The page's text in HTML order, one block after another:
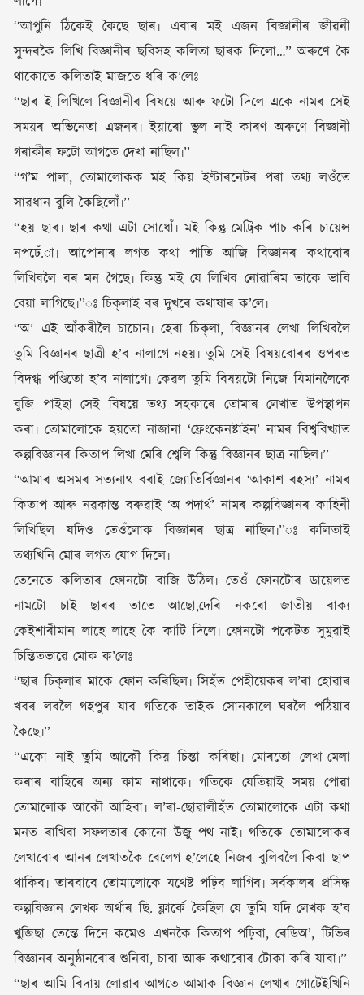
‘‘আপুনি ঠিকেই কৈছে ছাৰ৷ এবাৰ মই এজন বিজ্ঞানীৰ জীৱনী
সুন্দৰকৈ লিখি বিজ্ঞানীৰ ছবিসহ কলিতা ছাৰক দিলো…’’ অৰুণে কৈ
থাকোতে কলিতাই মাজতে ধৰি ক’লেঃ
‘‘ছাৰ ই লিখিলে বিজ্ঞানীৰ বিষয়ে আৰু ফটো দিলে একে নামৰ সেই
সময়ৰ অভিনেতা এজনৰ৷ ইয়াৰো ভুল নাই কাৰণ অৰুণে বিজ্ঞানী
গৰাকীৰ ফটো আগতে দেখা নাছিল৷’’
‘‘গ’ম পালা, তোমালোকক মই কিয় ইণ্টাৰনেটৰ পৰা তথ্য লওঁতে
সাৱধান বুলি কৈছিলোঁ৷’’
‘‘হয় ছাৰ৷ ছাৰ কথা এটা সোধোঁ৷ মই কিন্তু মেট্ৰিক পাচ কৰি চায়েন্স
নপঢেঁ.া৷ আপোনাৰ লগত কথা পাতি আজি বিজ্ঞানৰ কথাবোৰ
লিখিবলৈ বৰ মন গৈছে৷ কিন্তু মই যে লিখিব নোৱাৰিম তাকে ভাবি
বেয়া লাগিছে৷’’ঃ চিক্‌লাই বৰ দুখৰে কথাষাৰ ক’লে৷
‘‘অ’ এই আঁকৰীলৈ চাচোন৷ হেৰা চিক্‌লা, বিজ্ঞানৰ লেখা লিখিবলৈ
তুমি বিজ্ঞানৰ ছাত্ৰী হ’ব নালাগে নহয়৷ তুমি সেই বিষয়বোৰৰ ওপৰত
বিদগ্ধ পণ্ডিতো হ’ব নালাগে৷ কেৱল তুমি বিষয়টো নিজে যিমানলৈকে
বুজি পাইছা সেই বিষয়ে তথ্য সহকাৰে তোমাৰ লেখাত উপস্থাপন
কৰা৷ তোমালোকে হয়তো নাজানা ‘ফ্ৰেংকেনষ্টাইন’ নামৰ বিশ্ববিখ্যাত
কল্পবিজ্ঞানৰ কিতাপ লিখা মেৰি শ্বেলি কিন্তু বিজ্ঞানৰ ছাত্ৰ নাছিল৷’’
‘‘আমাৰ অসমৰ সত্যনাথ বৰাই জ্যোতিৰ্বিজ্ঞানৰ ‘আকাশ ৰহস্য’ নামৰ
কিতাপ আৰু নৱকান্ত বৰুৱাই ‘অ-পদাৰ্থ’ নামৰ কল্পবিজ্ঞানৰ কাহিনী
লিখিছিল যদিও তেওঁলোক বিজ্ঞানৰ ছাত্ৰ নাছিল৷’’ঃ কলিতাই
তথ্যখিনি মোৰ লগত যোগ দিলে৷
তেনেতে কলিতাৰ ফোনটো বাজি উঠিল৷ তেওঁ ফোনটোৰ ডায়েলত
নামটো চাই ছাৰৰ তাতে আছো,দেৰি নকৰো জাতীয় বাক্য
কেইশাৰীমান লাহে লাহে কৈ কাটি দিলে৷ ফোনটো পকেটত সুমুৱাই
চিন্তিতভাৱে মোক ক’লেঃ
‘‘ছাৰ চিক্‌লাৰ মাকে ফোন কৰিছিল৷ সিহঁত পেহীয়েকৰ ল’ৰা হোৱাৰ
খবৰ লবলৈ গহপুৰ যাব গতিকে তাইক সোনকালে ঘৰলৈ পঠিয়াব
কৈছে৷’’
‘‘একো নাই তুমি আকৌ কিয় চিন্তা কৰিছা৷ মোৰতো লেখা-মেলা
কৰাৰ বাহিৰে অন্য কাম নাথাকে৷ গতিকে যেতিয়াই সময় পোৱা
তোমালোক আকৌ আহিবা৷ ল’ৰা-ছোৱালীহঁত তোমালোকে এটা কথা
মনত ৰাখিবা সফলতাৰ কোনো উজু পথ নাই৷ গতিকে তোমালোকৰ
লেখাবোৰ আনৰ লেখাতকৈ বেলেগ হ’লেহে নিজৰ বুলিবলৈ কিবা ছাপ
থাকিব৷ তাৰবাবে তোমালোকে যথেষ্ট পঢ়িব লাগিব৷ সৰ্বকালৰ প্ৰসিদ্ধ
কল্পবিজ্ঞান লেখক অৰ্থাৰ ছি. ক্লাৰ্কে কৈছিল যে তুমি যদি লেখক হ’ব
খুজিছা তেন্তে দিনে কমেও এখনকৈ কিতাপ পঢ়িবা, ৰেডিঅ’, টিভিৰ
বিজ্ঞানৰ অনুষ্ঠানবোৰ শুনিবা, চাবা আৰু কথাবোৰ টোকা কৰি যাবা৷’’
‘‘ছাৰ আমি বিদায় লোৱাৰ আগতে আমাক বিজ্ঞান লেখাৰ গোটেইখিনি